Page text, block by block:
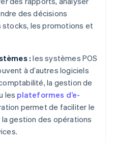
des décisions
stocks, les promotions et
:les systèmes POS
à d’autres logiciels
la gestion de
les plateformes d’e-
permet de faciliter le
gestion des opérations